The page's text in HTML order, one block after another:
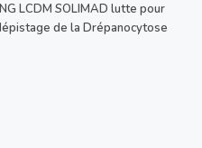
LCDM SOLIMAD lutte pour
de la Drépanocytose